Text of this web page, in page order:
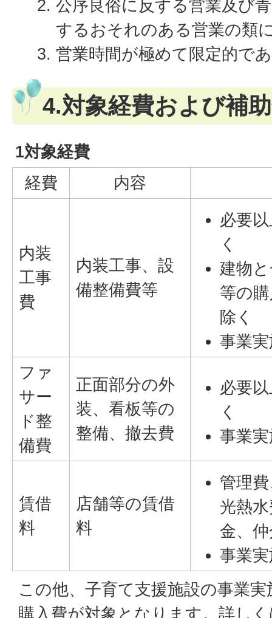
公序良俗に反する営業及び
するおそれのある営業の類
営業時間が極めて限定的で
4.対象経費および補
1対象経費
経費
内容
内装
工事
費
内装工事、設
備整備費等
必要
く
建物
等の
除く
事業
ファ
サー
ド整
備費
正面部分の外
装、看板等の
整備、撤去費
必要
く
事業
賃借
料
店舗等の賃借
料
管理
光熱
金、
事業
この他、子育て支援施設の事業
購入費が対象となります。詳し